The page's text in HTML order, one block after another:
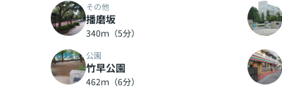
その他
播磨坂
340ｍ（5分）
公園
竹早公園
462ｍ（6分）